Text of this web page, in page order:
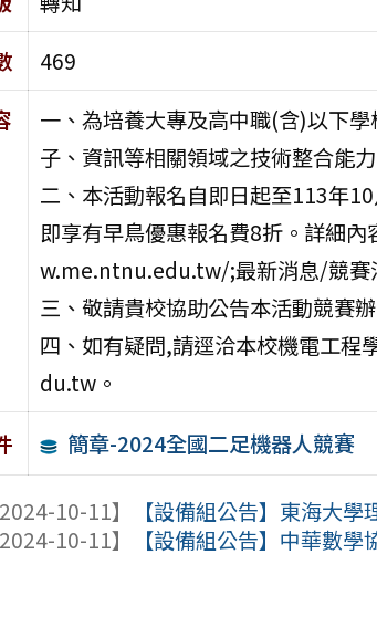
469
一、為培養大專及高中職(含)以下
子、資訊等相關領域之技術整合能
二、本活動報名自即日起至113年
即享有早鳥優惠報名費8折。詳細
w.me.ntnu.edu.tw/;最新消息/競賽
三、敬請貴校協助公告本活動競賽
四、如有疑問,請逕洽本校機電工
du.tw。
簡章-2024全國二足機器人競賽
2024-10-11】
【設備組公告】東海大
2024-10-11】
【設備組公告】中華數